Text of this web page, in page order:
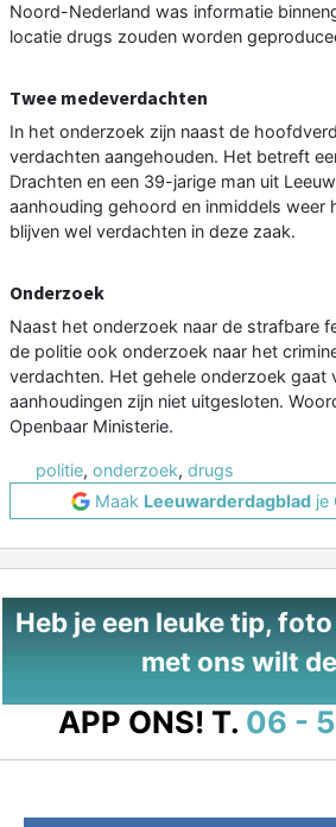
Noord-Nederland was informatie
locatie drugs zouden worden
Twee medeverdachten
In het onderzoek zijn naast de
verdachten aangehouden. Het betreft
Drachten en een 39-jarige man uit
aanhouding gehoord en inmiddels weer
blijven wel verdachten in deze zaak.
Onderzoek
Naast het onderzoek naar de strafbare
de politie ook onderzoek naar het
verdachten. Het gehele onderzoek gaat
aanhoudingen zijn niet uitgesloten.
Openbaar Ministerie.
politie, onderzoek, drugs
Maak Leeuwarderdagblad je
Heb je een leuke tip,
met ons wilt
APP ONS! T. 06 -